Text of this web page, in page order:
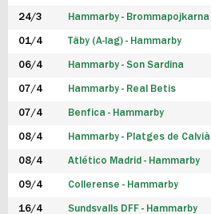
FUTSAL DAM
24/3 Hammarby - Brommapojkarna
01/4 Täby (A-lag) - Hammarby
06/4 Hammarby - Son Sardina
07/4 Hammarby - Real Betis
07/4 Benfica - Hammarby
08/4 Hammarby - Platges de Calvià
08/4 Atlético Madrid - Hammarby
09/4 Collerense - Hammarby
16/4 Sundsvalls DFF - Hammarby